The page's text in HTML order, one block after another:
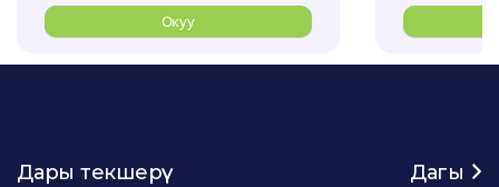
Окуу
Дары текшерүү Дагы